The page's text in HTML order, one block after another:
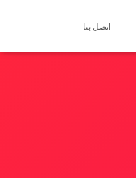
اتصل بنا